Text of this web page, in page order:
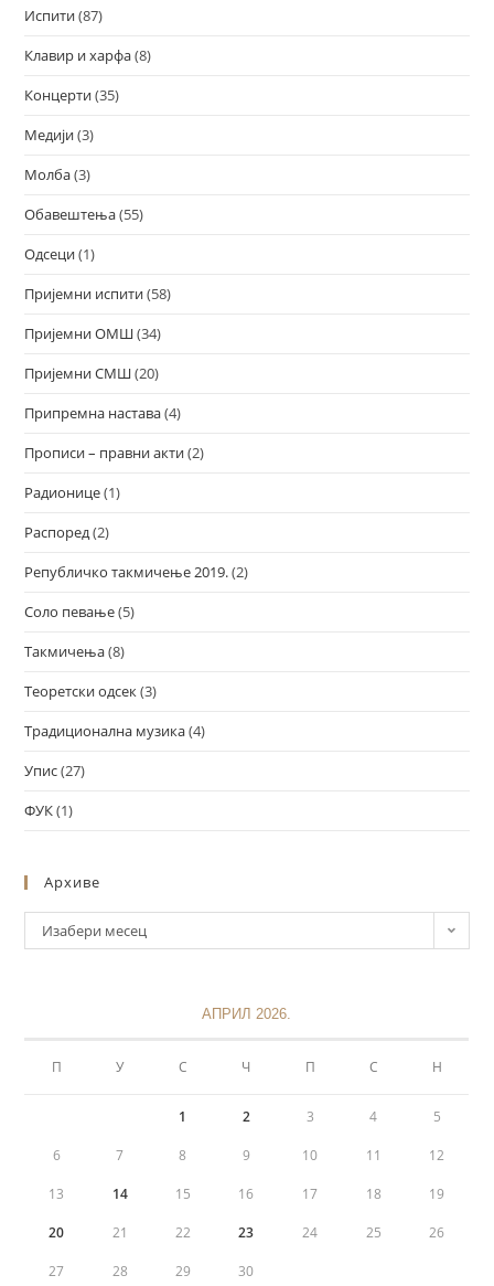
Испити(87)
Клавир и харфа(8)
Концерти(35)
Медији(3)
Молба(3)
Обавештења(55)
Одсеци(1)
Пријемни испити(58)
Пријемни ОМШ(34)
Пријемни СМШ(20)
Припремна настава(4)
Прописи – правни акти(2)
Радионице(1)
Распоред(2)
Републичко такмичење 2019.(2)
Соло певање(5)
Такмичења(8)
Теоретски одсек(3)
Традиционална музика(4)
Упис(27)
ФУК(1)
Архиве
Изабери месец
АПРИЛ 2026.
П У С Ч П С Н
1 2 3 4 5
6 7 8 9 10 11 12
13 14 15 16 17 18 19
20 21 22 23 24 25 26
27 28 29 30